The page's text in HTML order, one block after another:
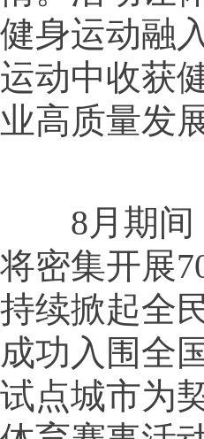
健身运动融
运动中收获
业高质量发
8月期间
将密集开展
持续掀起全
成功入围全
试点城市为